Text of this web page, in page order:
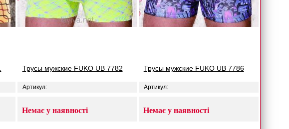
Трусы мужские FUKO UB 7782
Артикул:
Немає у наявності
Трусы мужские FUKO UB 7786
Артикул:
Немає у наявності